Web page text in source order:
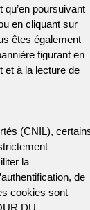
poursuivant
en cliquant sur
êtes également
figurant en
et à la lecture de
(CNIL),
la
de
cookies sont
DU